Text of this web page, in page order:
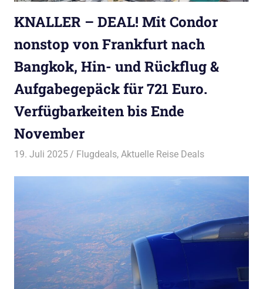
KNALLER – DEAL! Mit Condor
nonstop von Frankfurt nach
Bangkok, Hin- und Rückflug &
Aufgabegepäck für 721 Euro.
Verfügbarkeiten bis Ende
November
19. Juli 2025 Bruno Müller
Flugdeals, Aktuelle Reise Deals